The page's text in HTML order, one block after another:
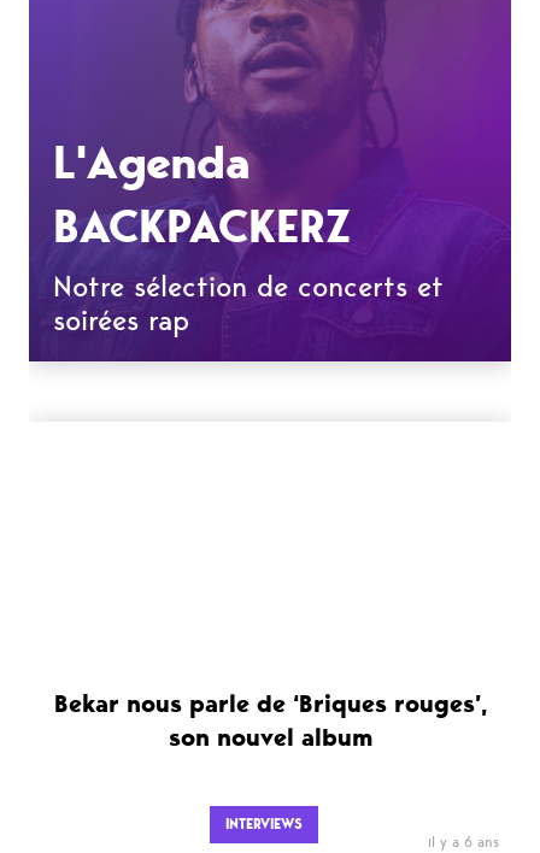
L'Agenda
BACKPACKERZ
Notre sélection de concerts et
soirées rap
Bekar nous parle de ‘Briques rouges’,
son nouvel album
INTERVIEWS
il y a 6 ans